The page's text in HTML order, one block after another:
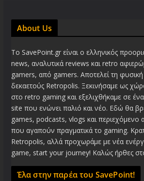
About Us
Το SavePoint.gr είναι ο ελληνικός
news, αναλυτικά reviews και retro
gamers, από gamers. Αποτελεί τη φυσική
δεκαετούς Retropolis. Ξεκινήσαμε ως
στο retro gaming και εξελιχθήκαμε σε
site που ενώνει παλιό και νέο. Εδώ θα
games, podcasts, vlogs και περιεχόμενο
που αγαπούν πραγματικά το gaming.
Retropolis, αλλά προχωράμε με νέα
game, start your journey! Καλώς ήρθες
Έλα στην παρέα του SavePoint!